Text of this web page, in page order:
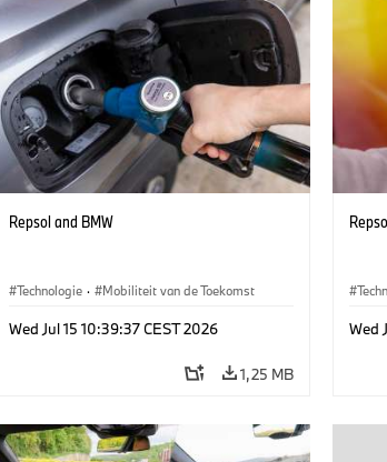
Repsol and BMW
Technologie · Mobiliteit van de Toekomst
Wed Jul 15 10:39:37 CEST 2026
1,25 MB
Wed